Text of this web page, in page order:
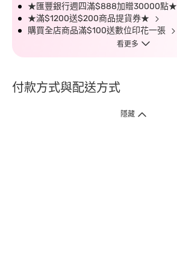
★匯豐銀行週四滿$888加贈30000點★
★滿$1200送$200商品提貨券★
購買全店商品滿$100送數位印花一張
看更多
付款方式與配送方式
隱藏